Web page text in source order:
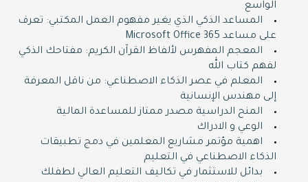
الواسع
المساعد الذكي الذي يغير مفهوم العمل المكتبي: تعرف
على مساعد Microsoft Office 365
المعجم المفهرس لألفاظ القرآن الكريم: مفتاحك الذكي
لفهم كتاب الله
المعلم في عصر الذكاء الاصطناعي: من ناقل المعرفة
إلى مهندس الإنسانية
المنح الدراسية مصدر ممتاز للمساعدة المالية
الوعي و الادراك
اهمية مؤتمر مشاريع المعلمين في دمج تطبيقات
الذكاء الاصطناعي في التعليم
بدائل للاستثمار في تكاليف التعليم العالي لطفلك